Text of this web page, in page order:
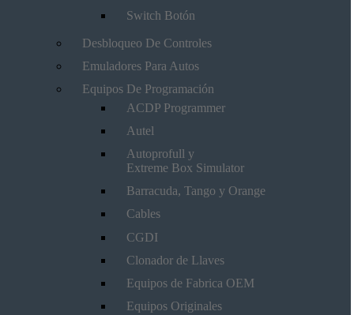
Switch Botón
Desbloqueo De Controles
Emuladores Para Autos
Equipos De Programación
ACDP Programmer
Autel
Autoprofull y
Extreme Box Simulator
Barracuda, Tango y Orange
Cables
CGDI
Clonador de Llaves
Equipos de Fabrica OEM
Equipos Originales